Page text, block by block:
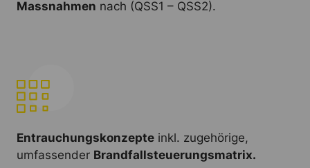
Massnahmen nach (QSS1 – QSS2).
Entrauchungskonzepte inkl. zugehörige,
umfassender Brandfallsteuerungsmatrix.